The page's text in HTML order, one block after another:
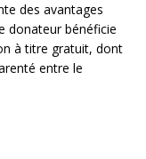
des avantages
donateur bénéficie
à titre gratuit, dont
entre le